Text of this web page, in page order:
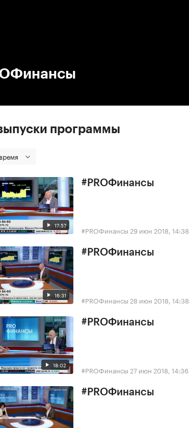
программы
17:57
#PROФинансы
#PROФинансы 29 июн 2018, 14:38
16:31
#PROФинансы
#PROФинансы 28 июн 2018, 14:38
18:02
#PROФинансы
#PROФинансы 27 июн 2018, 14:36
#PROФинансы